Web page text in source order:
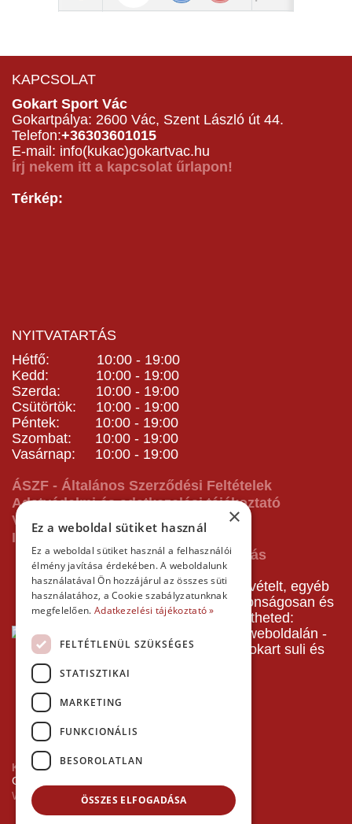
KAPCSOLAT
Gokart Sport Vác
Gokartpálya: 2600 Vác, Szent László út 44.
Telefon:+36303601015
E-mail: info(kukac)gokartvac.hu
Írj nekem itt a kapcsolat űrlapon!
Térkép:
NYITVATARTÁS
Hétfő: 10:00 - 19:00
Kedd: 10:00 - 19:00
Szerda: 10:00 - 19:00
Csütörtök: 10:00 - 19:00
Péntek: 10:00 - 19:00
Szombat: 10:00 - 19:00
Vasárnap: 10:00 - 19:00
ÁSZF - Általános Szerződési Feltételek
Adatvédelmi és adatkezelési tájékoztató
Vásárlás előtti tájékoztató
Impresszum
A pályafoglalást, gokartverseny részvételt, egyéb
termékeinket, szolgáltatásainkat biztonságosan és
gyorsan bankkártyával is kifizetheted:
Kezdőlap
Copyright © 2026 Minden jog fenntartva!
Websiker Ügynökség - Richard27.hu Kft.
×
Ez a weboldal sütiket használ
Ez a weboldal sütiket használ a felhasználói
élmény javítása érdekében. A weboldalunk
használatával Ön hozzájárul az összes süti
használatához, a Cookie szabályzatunknak
megfelelően. Adatkezelési tájékoztató »
FELTÉTLENÜL SZÜKSÉGES
STATISZTIKAI
MARKETING
FUNKCIONÁLIS
BESOROLATLAN
ÖSSZES ELFOGADÁSA